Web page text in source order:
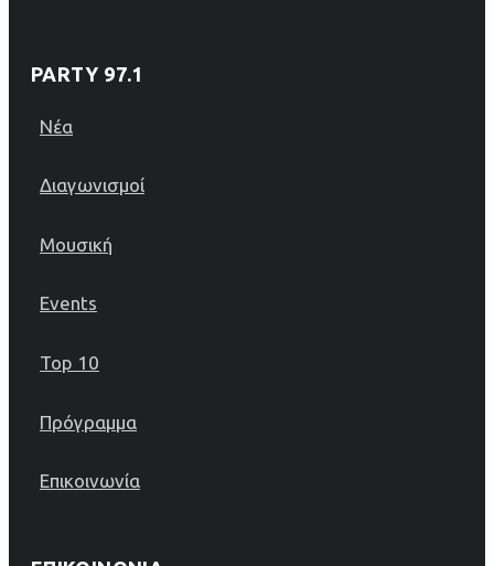
PARTY 97.1
Νέα
Διαγωνισμοί
Μουσική
Events
Top 10
Πρόγραμμα
Επικοινωνία